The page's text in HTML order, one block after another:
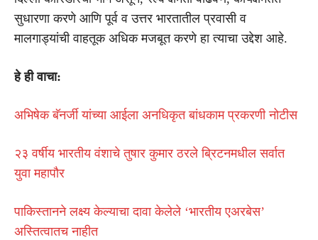
सुधारणा करणे आणि पूर्व व उत्तर भारतातील प्रवासी व
मालगाड्यांची वाहतूक अधिक मजबूत करणे हा त्याचा उद्देश आहे.
हे ही वाचा:
अभिषेक बॅनर्जी यांच्या आईला अनधिकृत बांधकाम प्रकरणी नोटीस
२३ वर्षीय भारतीय वंशाचे तुषार कुमार ठरले ब्रिटनमधील सर्वात
युवा महापौर
पाकिस्तानने लक्ष्य केल्याचा दावा केलेले ‘भारतीय एअरबेस’
अस्तित्वातच नाहीत